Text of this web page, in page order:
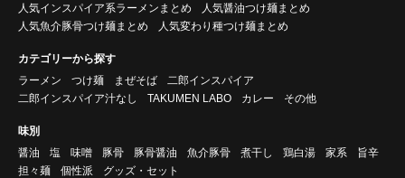
人気インスパイア系ラーメンまとめ
人気醤油つけ麺まとめ
人気魚介豚骨つけ麺まとめ
人気変わり種つけ麺まとめ
カテゴリーから探す
ラーメン
つけ麺 まぜそば
二郎インスパイア
二郎インスパイア汁なし
TAKUMEN LABO カレー その他
味別
醤油
塩 味噌 豚骨 豚骨醤油 魚介豚骨 煮干し 鶏白湯 家系
旨辛
担々麺
個性派 グッズ・セット